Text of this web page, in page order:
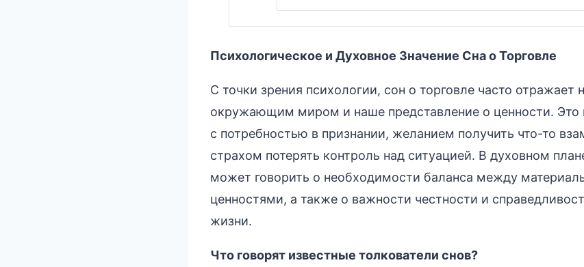
Психологическое и Духовное Значение Сна о Торговле
С точки зрения психологии, сон о торговле часто отражает
окружающим миром и наше представление о ценности. Это
с потребностью в признании, желанием получить что-то
страхом потерять контроль над ситуацией. В духовном
может говорить о необходимости баланса между
ценностями, а также о важности честности и
жизни.
Что говорят известные толкователи снов?